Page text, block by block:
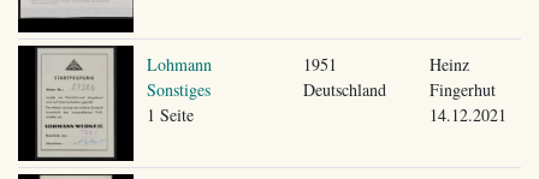
Lohmann
Sonstiges
1 Seite
1951
Deutschland
Heinz
Fingerhut
14.12.2021